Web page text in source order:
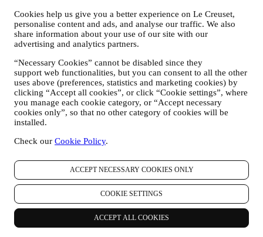
Cookies help us give you a better experience on Le Creuset,
personalise content and ads, and analyse our traffic. We also
share information about your use of our site with our
advertising and analytics partners.
“Necessary Cookies” cannot be disabled since they
support web functionalities, but you can consent to all the other
uses above (preferences, statistics and marketing cookies) by
clicking “Accept all cookies”, or click “Cookie settings”, where
you manage each cookie category, or “Accept necessary
cookies only”, so that no other category of cookies will be
installed.
Check our Cookie Policy.
ACCEPT NECESSARY COOKIES ONLY
COOKIE SETTINGS
ACCEPT ALL COOKIES
Le Creuset har et sterkt engasjement for å beskytte dine
personopplysninger og ditt personvern, og denne meldingen
forklarer hvordan vi samler inn og behandler dine
personopplysninger i samsvar med EU-lovgivningen om personvern
personvernlov som gjelder i ditt land, territorium eller sted
(«personvernlovene»).
1. Når og hvilken type opplysninger samler vi inn fra deg?
«Personopplysninger» betyr alle opplysninger knyttet til deg og som
gjør det mulig for oss å identifisere deg, enten direkte eller i
kombinasjon med andre opplysninger.
år eller eldre for å bruke våre tjenester og nettstedet.
vårt nettsted («nettstedet»), registrerer en konto i Le Creuset, kjøper
et Le Creuset-produkt på nettstedet eller i en av våre Le Creuset
butikker (Signature Boutique og Outlet) eller abonnerer på vårt
nyhetsbrev. Avhengig av din forespørsel eller ditt samtykke, kan
personopplysningene gjelde:
navn, etternavn, e-postadresse, fødselsdato, og andre